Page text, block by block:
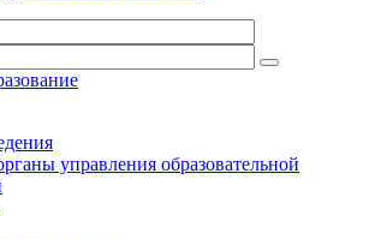
управления образовательной